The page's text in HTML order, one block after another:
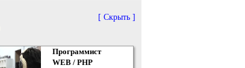
[ Скрыть ]
Программист
WEB / PHP